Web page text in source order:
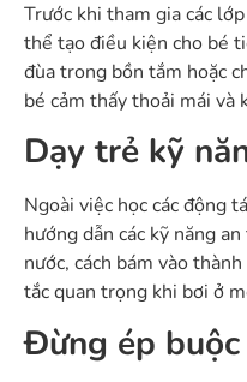
Trước khi tham gia các
thể tạo điều kiện cho bé
đùa trong bồn tắm hoặc
bé cảm thấy thoải mái và
Dạy trẻ kỹ
Ngoài việc học các động
hướng dẫn các kỹ năng
nước, cách bám vào
tắc quan trọng khi bơi ở
Đừng ép